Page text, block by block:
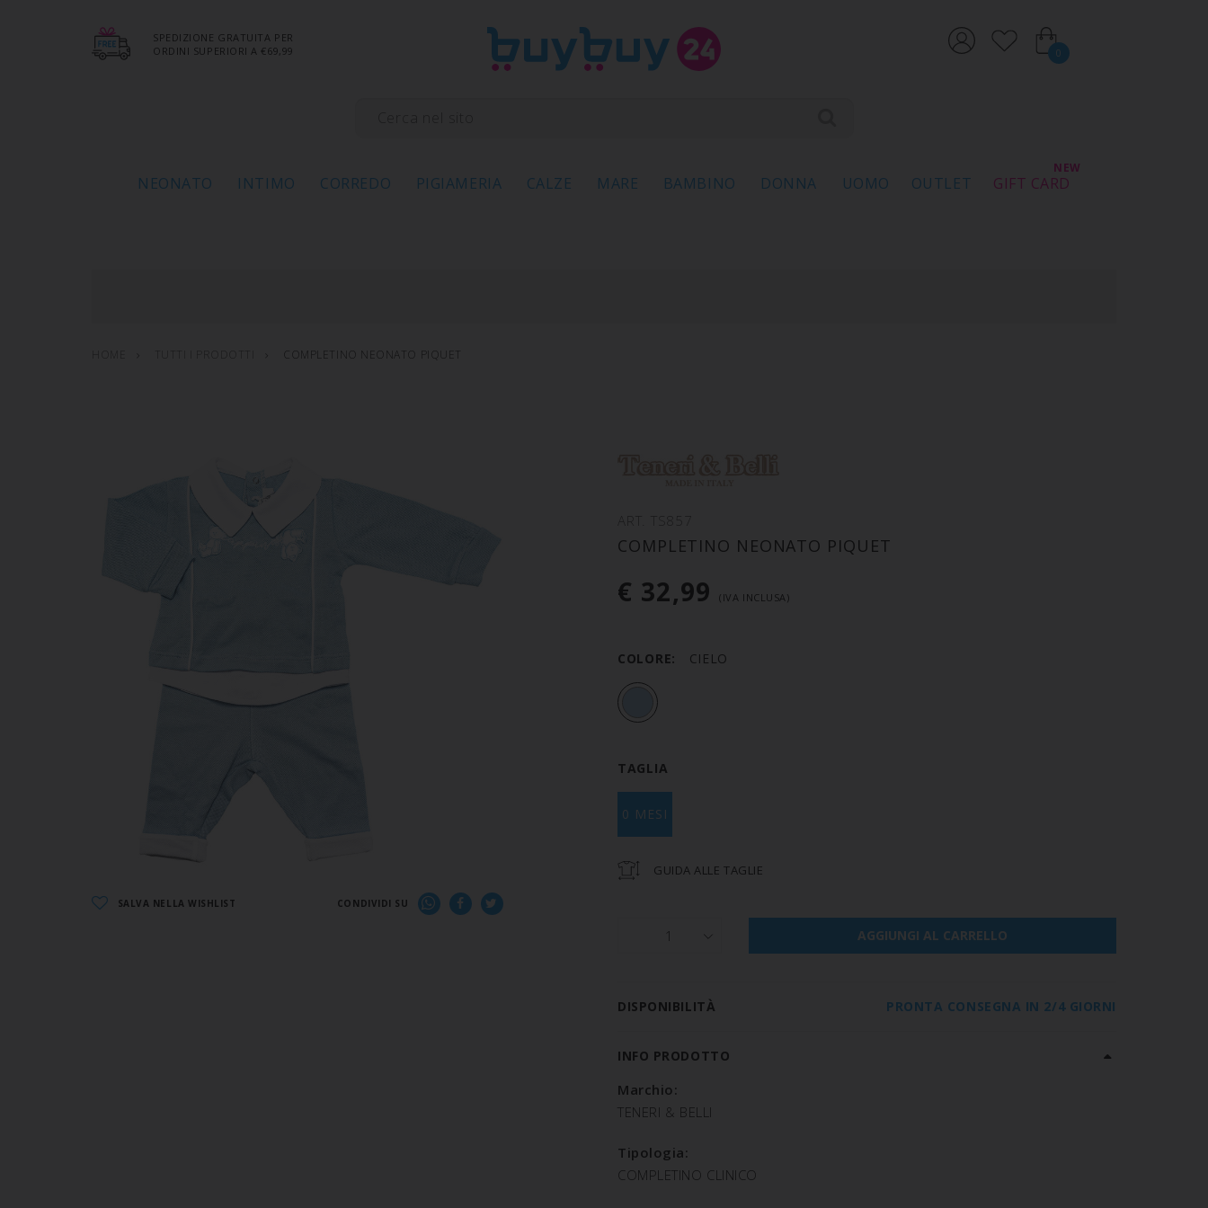
SPEDIZIONE GRATUITA PER
ORDINI SUPERIORI A €69,99
0
NEONATO INTIMO CORREDO PIGIAMERIA CALZE MARE BAMBINO DONNA UOMO OUTLET GIFT CARD
COMPLETINO NEONATO PIQUET
SALVA NELLA WISHLIST CONDIVIDI SU
COMPLETINO NEONATO PIQUET
€ 32,99 (IVA INCLUSA)
COLORE: CIELO
TAGLIA
0 MESI
GUIDA ALLE TAGLIE
1 AGGIUNGI AL CARRELLO
DISPONIBILITÀ PRONTA CONSEGNA IN 2/4 GIORNI
INFO PRODOTTO
Marchio:
TENERI & BELLI
Tipologia:
COMPLETINO CLINICO